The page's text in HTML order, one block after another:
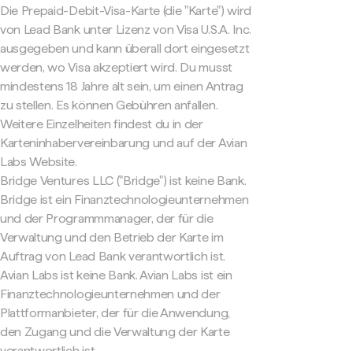
Die Prepaid-Debit-Visa-Karte (die "Karte") wird
von Lead Bank unter Lizenz von Visa U.S.A. Inc.
ausgegeben und kann überall dort eingesetzt
werden, wo Visa akzeptiert wird. Du musst
mindestens 18 Jahre alt sein, um einen Antrag
zu stellen. Es können Gebühren anfallen.
Weitere Einzelheiten findest du in der
Karteninhabervereinbarung und auf der Avian
Labs Website.
Bridge Ventures LLC ("Bridge") ist keine Bank.
Bridge ist ein Finanztechnologieunternehmen
und der Programmmanager, der für die
Verwaltung und den Betrieb der Karte im
Auftrag von Lead Bank verantwortlich ist.
Avian Labs ist keine Bank. Avian Labs ist ein
Finanztechnologieunternehmen und der
Plattformanbieter, der für die Anwendung,
den Zugang und die Verwaltung der Karte